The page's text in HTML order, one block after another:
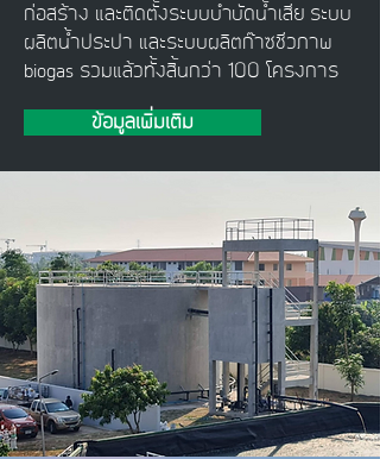
ก่อสร้าง และติดตั้งระบบบำบัดน้ำเสีย ระบบ
ผลิตน้ำประปา และระบบผลิตก๊าซชีวภาพ
biogas รวมแล้วทั้งสิ้นกว่า 100 โครงการ
ข้อมูลเพิ่มเติม